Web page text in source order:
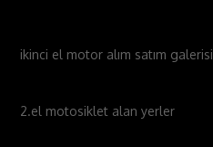
ikinci el motor alım satım galerisi
2.el motosiklet alan yerler